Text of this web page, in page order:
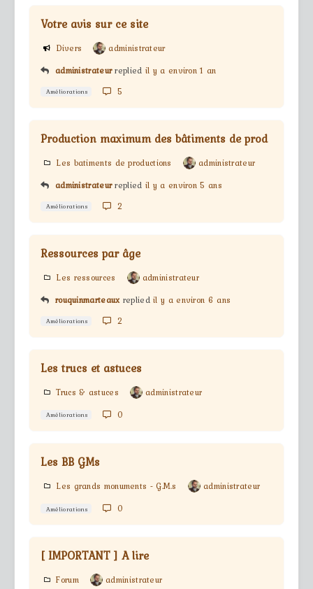
Votre avis sur ce site
Divers
administrateur
administrateur replied il y a environ 1 an
Améliorations 5
Production maximum des bâtiments de prod
Les batiments de productions
administrateur
administrateur replied il y a environ 5 ans
Améliorations 2
Ressources par âge
Les ressources
administrateur
rouquinmarteaux repliedil y a environ 6 ans
Améliorations 2
Les trucs et astuces
Trucs & astuces administrateur
Améliorations 0
Les BB GMs
Les grands monuments - G.M.s administrateur
Améliorations 0
[ IMPORTANT ] A lire
Forum administrateur